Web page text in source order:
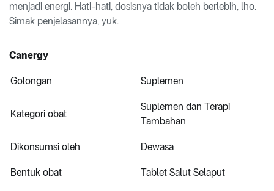
menjadi energi. Hati-hati, dosisnya tidak boleh berlebih, lho.
Simak penjelasannya, yuk.
Canergy
Golongan Suplemen
Kategori obat
Suplemen dan Terapi
Tambahan
Dikonsumsi oleh Dewasa
Bentuk obat Tablet Salut Selaput